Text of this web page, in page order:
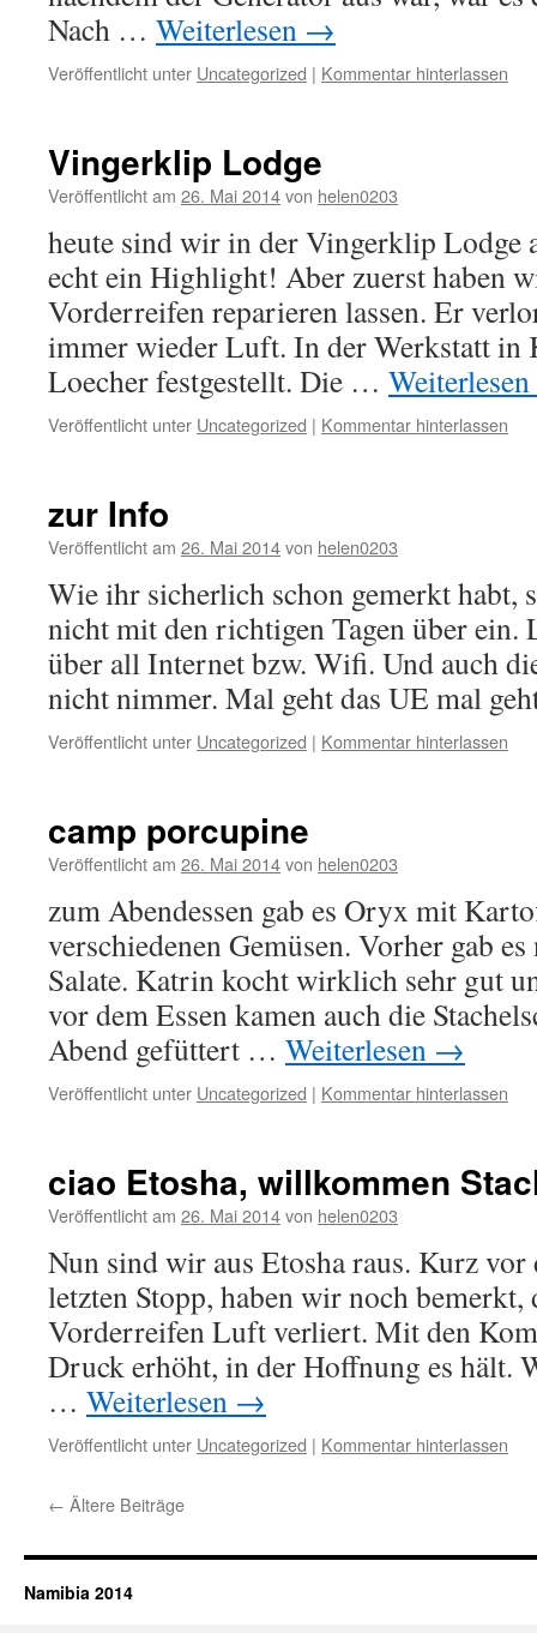
Nach … Weiterlesen →
Veröffentlicht unter Uncategorized | Kommentar hinterlassen
Vingerklip Lodge
Veröffentlicht am 26. Mai 2014von helen0203
heute sind wir in der Vingerklip Lodge
echt ein Highlight! Aber zuerst haben
Vorderreifen reparieren lassen. Er
immer wieder Luft. In der Werkstatt in
Loecher festgestellt. Die … Weiterlesen
Veröffentlicht unter Uncategorized | Kommentar hinterlassen
zur Info
Veröffentlicht am 26. Mai 2014von helen0203
Wie ihr sicherlich schon gemerkt habt,
nicht mit den richtigen Tagen über ein.
über all Internet bzw. Wifi. Und auch
nicht nimmer. Mal geht das UE mal
Veröffentlicht unter Uncategorized | Kommentar hinterlassen
camp porcupine
Veröffentlicht am 26. Mai 2014von helen0203
zum Abendessen gab es Oryx mit
verschiedenen Gemüsen. Vorher gab
Salate. Katrin kocht wirklich sehr gut
vor dem Essen kamen auch die
Abend gefüttert … Weiterlesen →
Veröffentlicht unter Uncategorized | Kommentar hinterlassen
ciao Etosha, willkommen
Veröffentlicht am 26. Mai 2014von helen0203
Nun sind wir aus Etosha raus. Kurz vor
letzten Stopp, haben wir noch bemerkt,
Vorderreifen Luft verliert. Mit den
Druck erhöht, in der Hoffnung es hält.
… Weiterlesen →
Veröffentlicht unter Uncategorized | Kommentar hinterlassen
← Ältere Beiträge
Namibia 2014